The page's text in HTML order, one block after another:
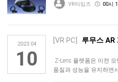
VR타임즈 00시
2023.04
10
[VR PC] 루무스 AR
Z-Lens 플랫폼은 이전
품질과 성능을 유지하면